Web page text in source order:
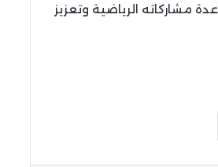
مشاركاته الرياضية وتعزيز